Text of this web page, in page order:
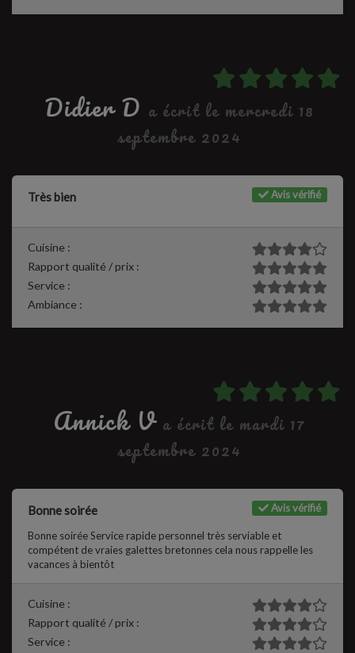
Didier D a écrit le mercredi 18
septembre 2024
Avis vérifié
Très bien
Cuisine :
Rapport qualité / prix :
Service :
Ambiance :
Annick V a écrit le mardi 17
septembre 2024
Avis vérifié
Bonne soirée
Bonne soirée Service rapide personnel très serviable et
compétent de vraies galettes bretonnes cela nous rappelle les
vacances à bientôt
Cuisine :
Rapport qualité / prix :
Service :